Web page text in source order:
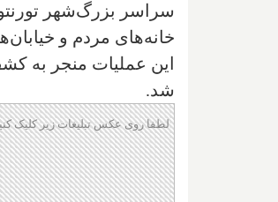
سراسر بزرگ‌شهر تورنتو
خانه‌های مردم و
شد.
لطفا روی عکس تبلیغات زیر کلیک